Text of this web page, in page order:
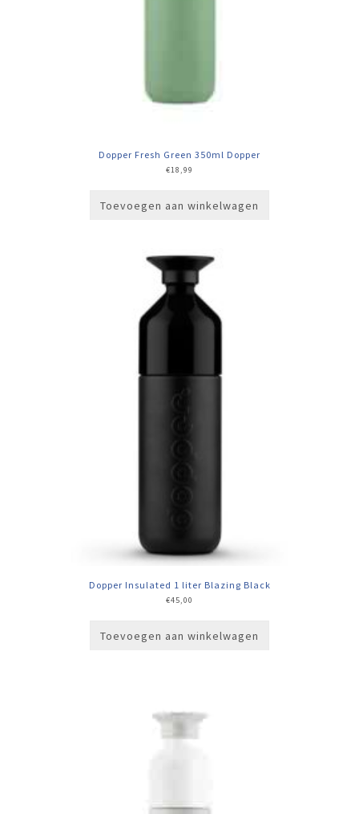
Dopper Fresh Green 350ml Dopper
€18,99
Toevoegen aan winkelwagen
Dopper Insulated 1 liter Blazing Black
€45,00
Toevoegen aan winkelwagen